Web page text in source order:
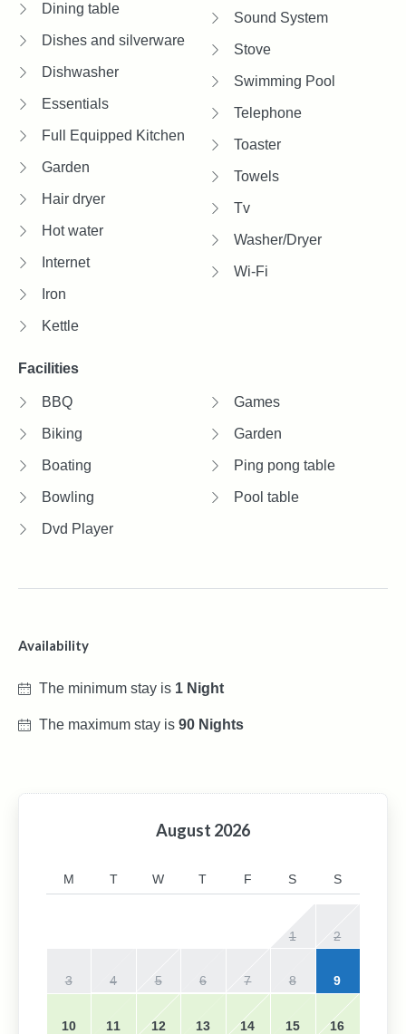
Dining table
Dishes and silverware
Dishwasher
Essentials
Full Equipped Kitchen
Garden
Hair dryer
Hot water
Internet
Iron
Kettle
Sound System
Stove
Swimming Pool
Telephone
Toaster
Towels
Tv
Washer/Dryer
Wi-Fi
Facilities
BBQ
Biking
Boating
Bowling
Dvd Player
Games
Garden
Ping pong table
Pool table
Availability
The minimum stay is 1 Night
The maximum stay is 90 Nights
August 2026
M T W T F S S
1 2
3 4 5 6 7 8 9
10 11 12 13 14 15 16